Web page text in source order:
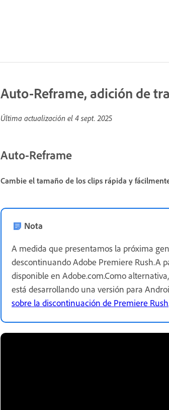
Auto-Reframe, adición de
Última actualización el 4 sept. 2025
Auto-Reframe
Cambie el tamaño de los clips rápida y
Nota
A medida que presentamos la próxima
descontinuando Adobe Premiere Rush.A
disponible en Adobe.com.Como
está desarrollando una versión para
sobre la discontinuación de Premiere Rush